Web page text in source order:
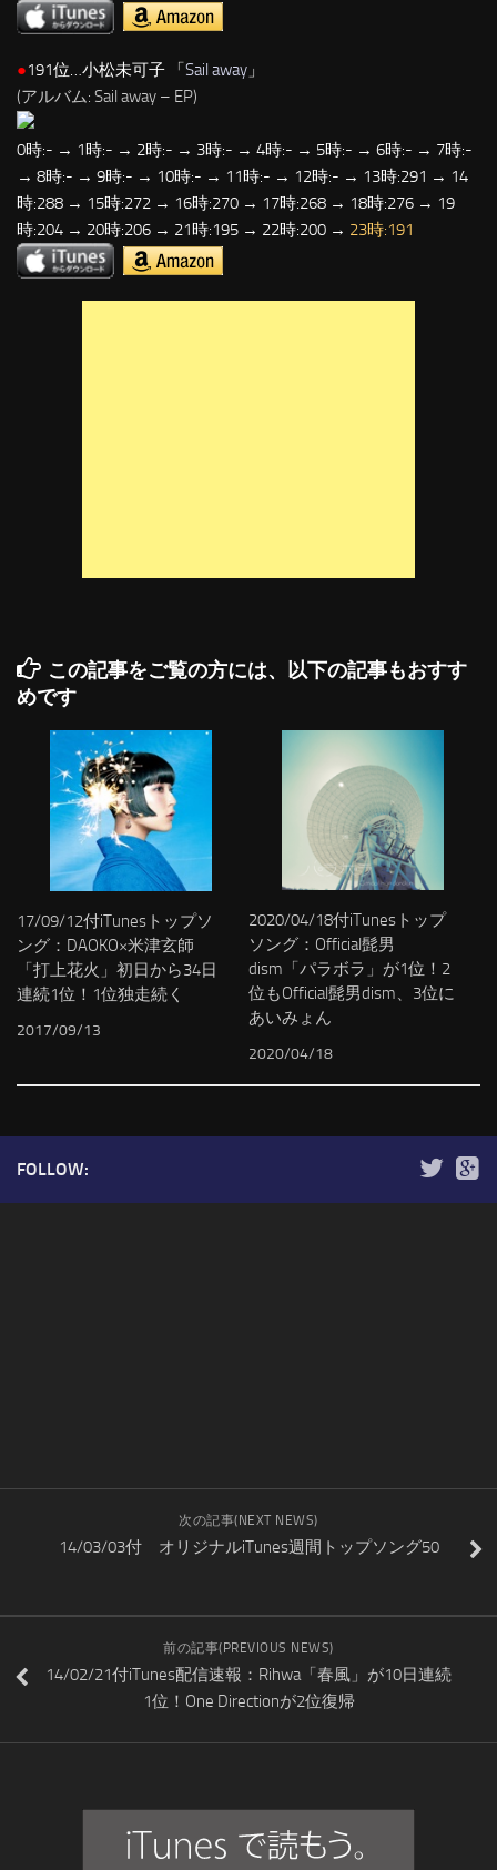
●191位…小松未可子 「Sail away 」
(アルバム: Sail away – EP)
0時:- → 1時:- → 2時:- → 3時:- → 4時:- → 5時:- → 6時:- → 7時:-
→ 8時:- → 9時:- → 10時:- → 11時:- → 12時:- → 13時:291 → 14
時:288 → 15時:272 → 16時:270 → 17時:268 → 18時:276 → 19
時:204 → 20時:206 → 21時:195 → 22時:200 → 23時:191
この記事をご覧の方には、以下の記事もおすす
めです
17/09/12付iTunesトップソ
ング：DAOKO×米津玄師
「打上花火」初日から34日
連続1位！1位独走続く
2017/09/13
2020/04/18付iTunesトップ
ソング：Official髭男
dism「パラボラ」が1位！2
位もOfficial髭男dism、3位に
あいみょん
2020/04/18
FOLLOW:
次の記事(NEXT NEWS)
14/03/03付 オリジナルiTunes週間トップソング50
前の記事(PREVIOUS NEWS)
14/02/21付iTunes配信速報：Rihwa「春風」が10日連続
1位！One Directionが2位復帰